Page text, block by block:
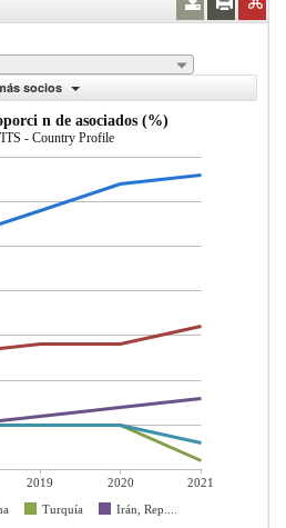
socios
n de asociados (%)
- Country Profile
2019 2020
2021
Turquía
Irán, Rep....